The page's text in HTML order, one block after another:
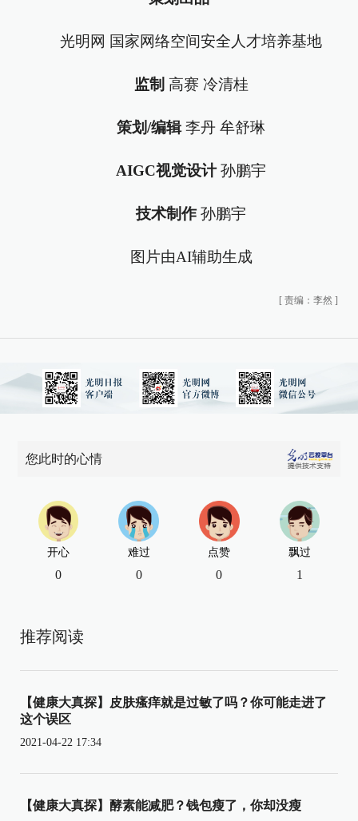
光明网 国家网络空间安全人才培养基地
监制 高赛 冷清桂
策划/编辑李丹 牟舒琳
AIGC视觉设计孙鹏宇
技术制作孙鹏宇
图片由AI辅助生成
[ 责编：李然 ]
您此时的心情
开心
0
难过
0
点赞
0
飘过
1
推荐阅读
【健康大真探】皮肤瘙痒就是过敏了吗？你可能走进了
这个误区
2021-04-22 17:34
【健康大真探】酵素能减肥？钱包瘦了，你却没瘦